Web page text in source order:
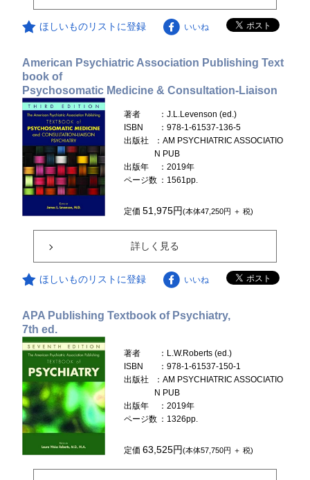
ほしいものリストに登録 いいね
American Psychiatric Association Publishing Text
book of
Psychosomatic Medicine & Consultation-Liaison
著者
：J.L.Levenson (ed.)
ISBN
：978-1-61537-136-5
出版社
：AM PSYCHIATRIC ASSOCIATIO
N PUB
出版年
：2019年
ページ数 ：1561pp.
定価51,975円(本体47,250円 ＋ 税)
詳しく見る
ほしいものリストに登録 いいね
APA Publishing Textbook of Psychiatry,
7th ed.
著者
：L.W.Roberts (ed.)
ISBN
：978-1-61537-150-1
出版社
：AM PSYCHIATRIC ASSOCIATIO
N PUB
出版年
：2019年
ページ数 ：1326pp.
定価63,525円(本体57,750円 ＋ 税)